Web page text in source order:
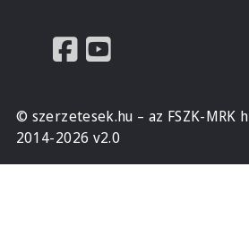
© szerzetesek.hu – az FSZK-MRK
2014-2026 v2.0